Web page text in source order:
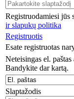
Registruodamiesi jūs
ir slapukų politika
Registruotis
Esate registruotas
Neteisingas el. paštas
Bandykite dar kartą.
Slaptažodis